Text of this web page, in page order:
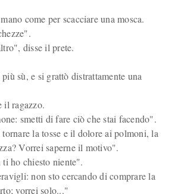
come per scacciare una mosca.
disse il prete.
sù, e si grattò distrattamente una
il ragazzo.
smetti di fare ciò che stai facendo".
la tosse e il dolore ai polmoni, la
Vorrei saperne il motivo".
ho chiesto niente".
non sto cercando di comprare la
vorrei solo..."